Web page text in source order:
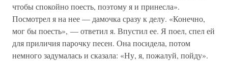
чтобы спокойно поесть, поэтому я и принесла».
Посмотрел я на нее — дамочка сразу к делу. «Конечно,
мог бы поесть», — ответил я. Впустил ее. Я поел, спел ей
для приличия парочку песен. Она посидела, потом
немного задумалась и сказала: «Ну, я, пожалуй, пойду».